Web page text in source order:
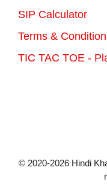
SIP Calculator
Terms &
TIC TAC TOE -
© 2020-2026 Hindi